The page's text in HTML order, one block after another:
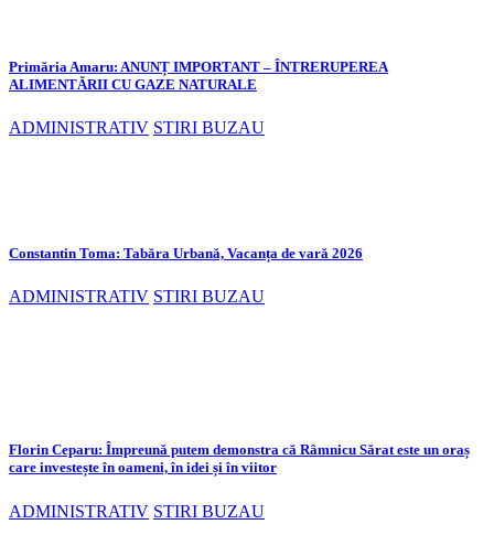
Primăria Amaru: ANUNȚ IMPORTANT – ÎNTRERUPEREA
ALIMENTĂRII CU GAZE NATURALE
ADMINISTRATIV STIRI BUZAU
Constantin Toma: Tabăra Urbană, Vacanța de vară 2026
ADMINISTRATIV STIRI BUZAU
Florin Ceparu: Împreună putem demonstra că Râmnicu Sărat este un oraș
care investește în oameni, în idei și în viitor
ADMINISTRATIV STIRI BUZAU